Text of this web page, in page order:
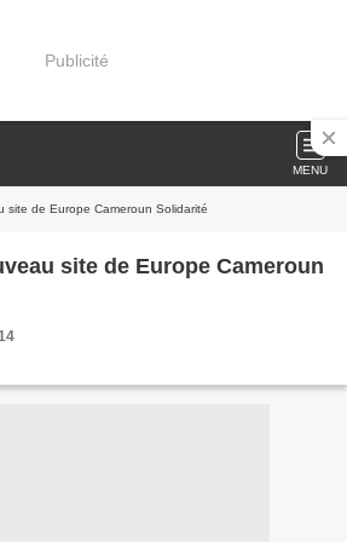
Publicité
MENU
site de Europe Cameroun Solidarité
site de Europe Cameroun